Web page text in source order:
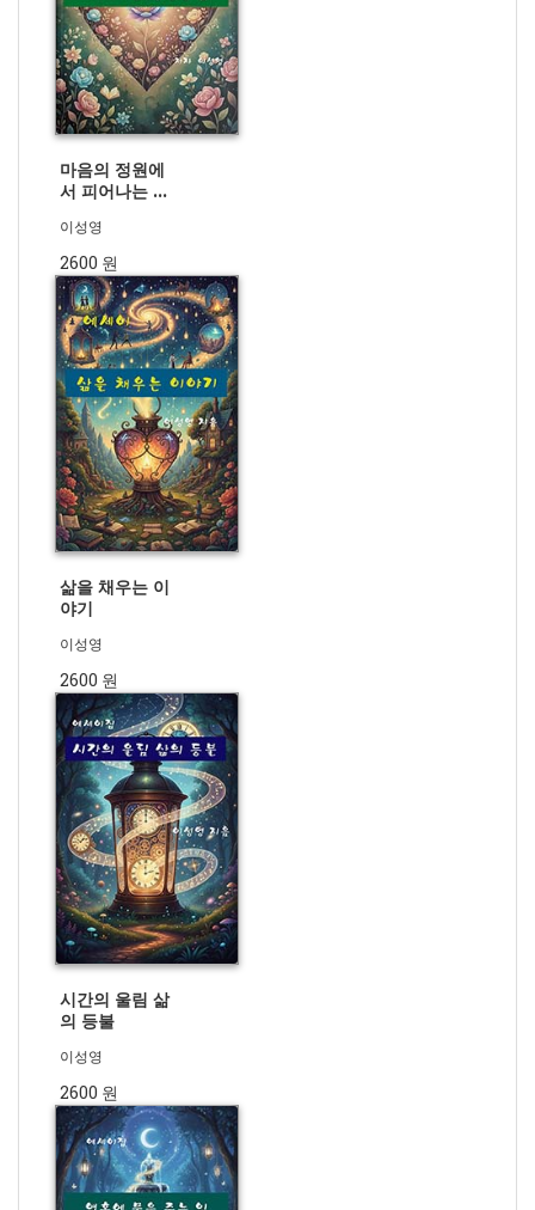
마음의 정원에
서 피어나는 영
이성영
2600 원
삶을 채우는 이
야기
이성영
2600 원
시간의 울림 삶
의 등불
이성영
2600 원